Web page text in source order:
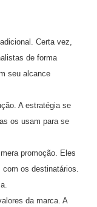
Certa vez,
de forma
seu alcance
A estratégia se
os usam para se
promoção. Eles
com os destinatários.
da marca. A